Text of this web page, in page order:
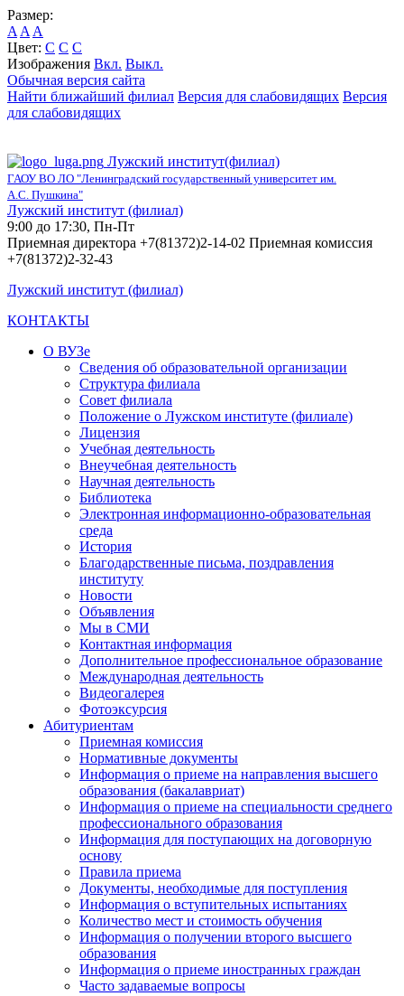
Размер:
A A A
Цвет: C C C
Изображения Вкл. Выкл.
Обычная версия сайта
Найти ближайший филиал Версия для слабовидящих Версия
для слабовидящих
Лужский институт(филиал)
ГАОУ ВО ЛО "Ленинградский государственный университет им.
А.С. Пушкина"
Лужский институт (филиал)
9:00 до 17:30, Пн-Пт
Приемная директора +7(81372)2-14-02 Приемная комиссия
+7(81372)2-32-43
Лужский институт (филиал)
КОНТАКТЫ
О ВУЗе
Сведения об образовательной организации
Структура филиала
Совет филиала
Положение о Лужском институте (филиале)
Лицензия
Учебная деятельность
Внеучебная деятельность
Научная деятельность
Библиотека
Электронная информационно-образовательная
среда
История
Благодарственные письма, поздравления
институту
Новости
Объявления
Мы в СМИ
Контактная информация
Дополнительное профессиональное образование
Международная деятельность
Видеогалерея
Фотоэксурсия
Абитуриентам
Приемная комиссия
Нормативные документы
Информация о приеме на направления высшего
образования (бакалавриат)
Информация о приеме на специальности среднего
профессионального образования
Информация для поступающих на договорную
основу
Правила приема
Документы, необходимые для поступления
Информация о вступительных испытаниях
Количество мест и стоимость обучения
Информация о получении второго высшего
образования
Информация о приеме иностранных граждан
Часто задаваемые вопросы